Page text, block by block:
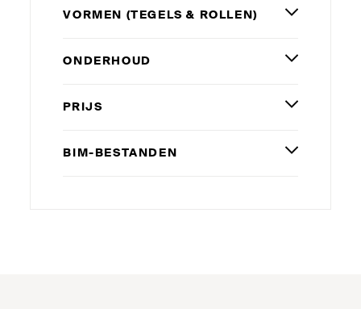
VORMEN (TEGELS& ROLLEN)
ONDERHOUD
PRIJS
BIM-BESTANDEN